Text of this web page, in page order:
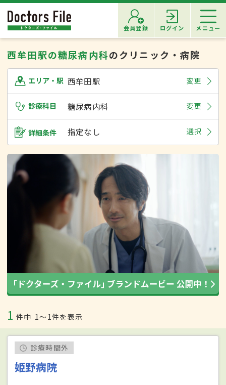
会員登録 ログイン メニュー
西牟田駅の糖尿病内科のクリニック・病院
エリア・駅 西牟田駅 変更
診療科目 糖尿病内科 変更
詳細条件 指定なし 選択
1 件中 1〜1件を表示
診療時間外
姫野病院